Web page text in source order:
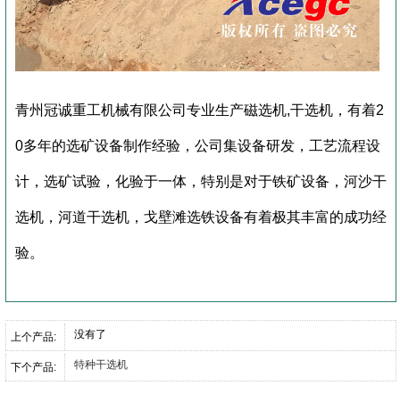
青州冠诚重工机械有限公司专业生产磁选机,干选机，有着2
0多年的选矿设备制作经验，公司集设备研发，工艺流程设
计，选矿试验，化验于一体，特别是对于铁矿设备，河沙干
选机，河道干选机，戈壁滩选铁设备有着极其丰富的成功经
验。
上个产品: 没有了
下个产品: 特种干选机